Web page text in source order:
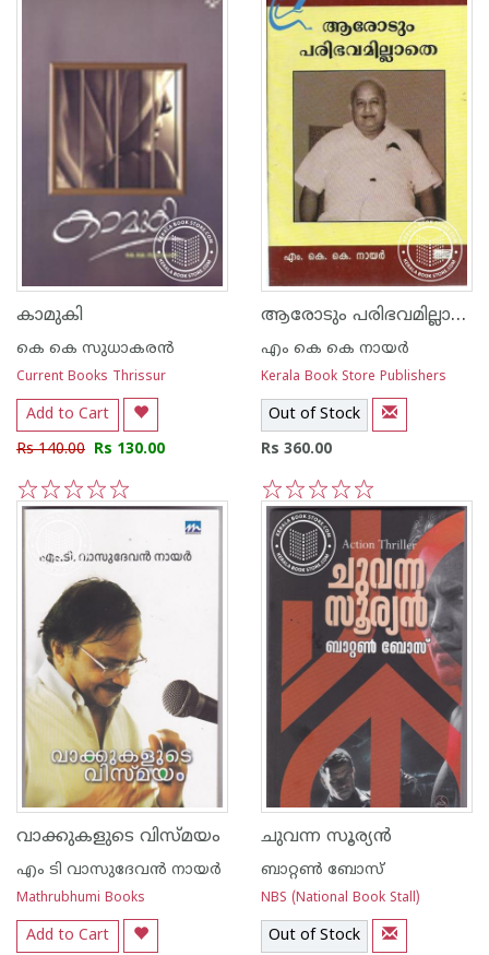
കാമുകി
കെ കെ സുധാകര‌ന്‍
Current Books Thrissur
Add to Cart
Rs 140.00 Rs 130.00
5
4
3
2
1
ആരോടും പരിഭവമില്ലാതെ
എം കെ കെ നായര്‍
Kerala Book Store Publishers
Out of Stock
Rs 360.00
5
4
3
2
1
വാക്കുകളുടെ വിസ്മയം
എം ടി വാസുദേവന്‍ നായര്‍
Mathrubhumi Books
Add to Cart
ചുവന്ന സൂര്യന്‍
ബാറ്റണ്‍ ബോസ്
NBS (National Book Stall)
Out of Stock